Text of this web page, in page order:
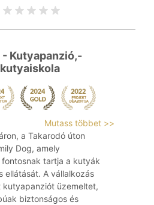
- Kutyapanzió,-
Mutass többet >>
a Takarodó úton
Dog, amely
fontosnak tartja a kutyák
ellátását. A vállalkozás
üzemeltet,
biztonságos és